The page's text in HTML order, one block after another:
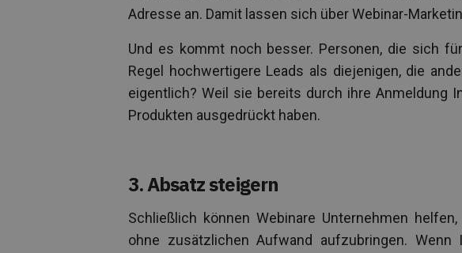
Adresse an. Damit lassen sich über Webinar-
Und es kommt noch besser. Personen, die sich
Regel hochwertigere Leads als diejenigen, die
eigentlich? Weil sie bereits durch ihre Anmeldung
Produkten ausgedrückt haben.
3. Absatz steigern
Schließlich können Webinare Unternehmen
ohne zusätzlichen Aufwand aufzubringen. Wenn